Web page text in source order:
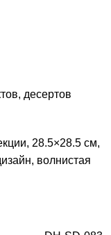
десертов
28.5×28.5 см,
волнистая